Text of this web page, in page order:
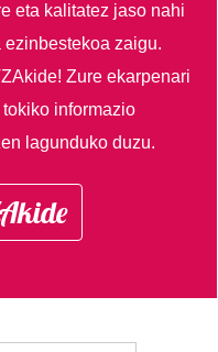
eta kalitatez jaso nahi
ezinbestekoa zaigu.
Zure ekarpenari
informazio
lagunduko duzu.